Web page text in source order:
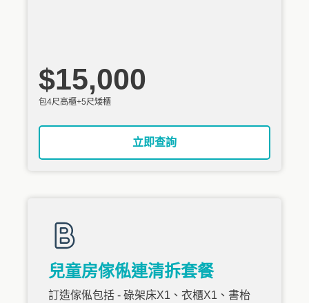
$15,000
包4尺高櫃+5尺矮櫃
立即查詢
兒童房傢俬連清拆套餐
訂造傢俬包括 - 碌架床X1、衣櫃X1、書枱